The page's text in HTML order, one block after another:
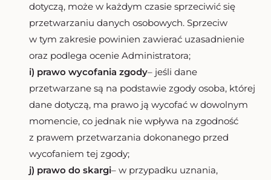
dotyczą, może w każdym czasie sprzeciwić się
przetwarzaniu danych osobowych. Sprzeciw
w tym zakresie powinien zawierać uzasadnienie
oraz podlega ocenie Administratora;
i) prawo wycofania zgody– jeśli dane
przetwarzane są na podstawie zgody osoba, której
dane dotyczą, ma prawo ją wycofać w dowolnym
momencie, co jednak nie wpływa na zgodność
z prawem przetwarzania dokonanego przed
wycofaniem tej zgody;
j) prawo do skargi– w przypadku uznania,